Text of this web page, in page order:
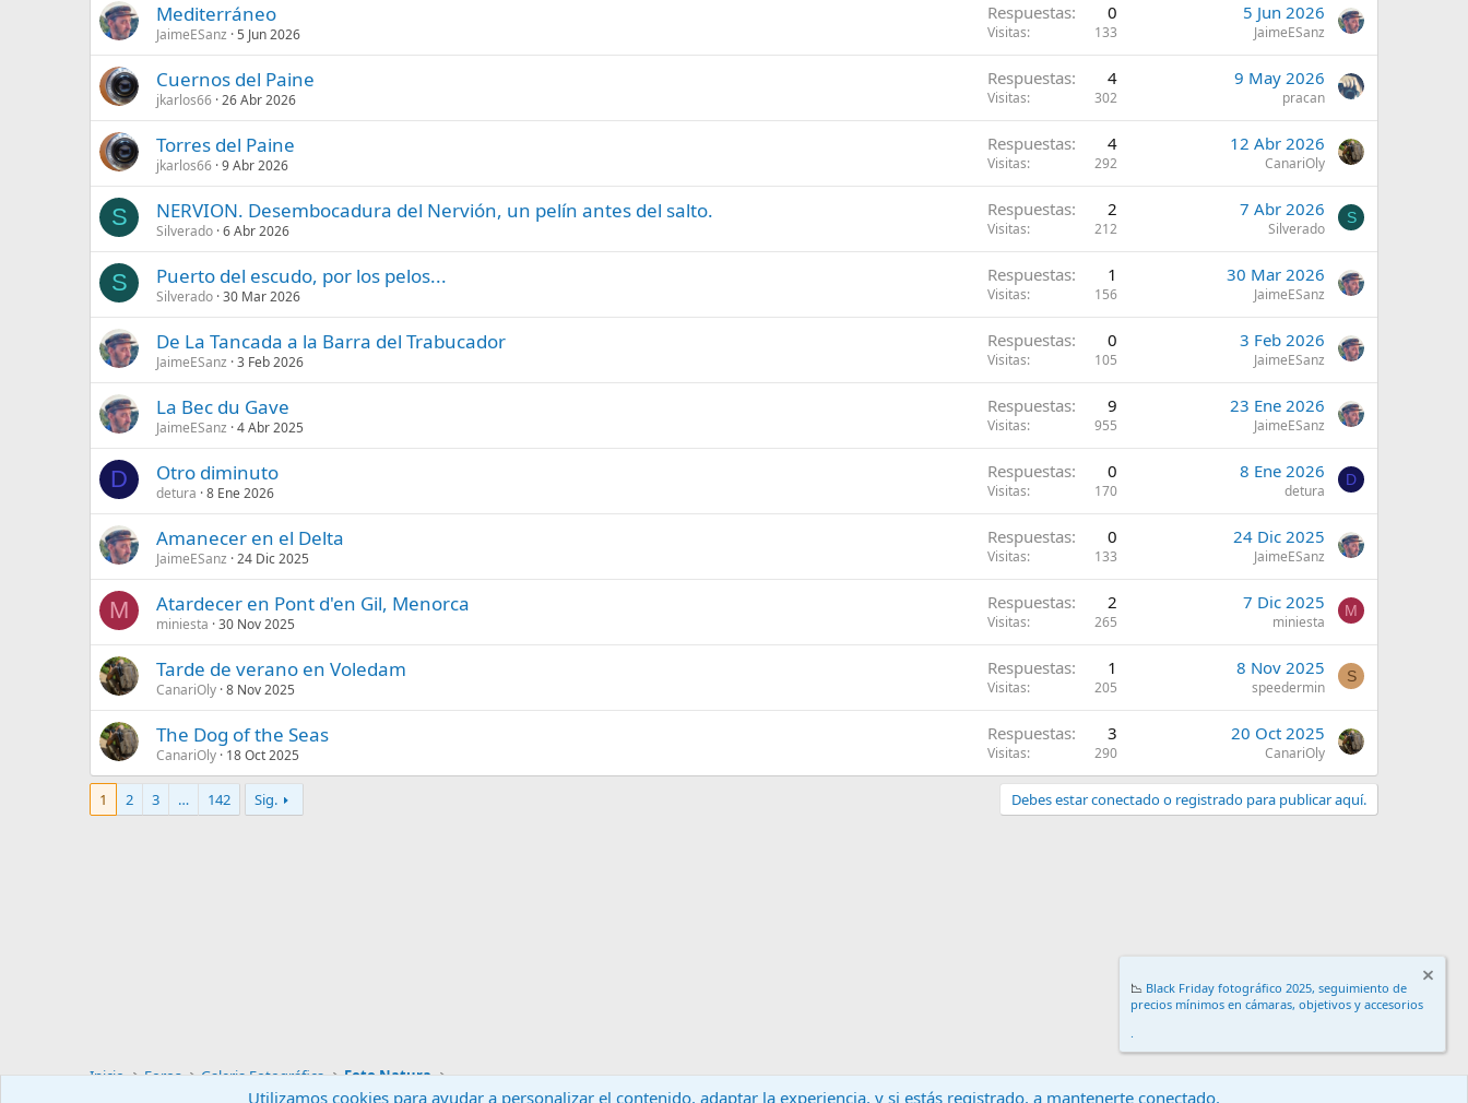
Mediterráneo
JaimeESanz 5 Jun 2026
Respuestas 0
Visitas 133
5 Jun 2026
JaimeESanz
Cuernos del Paine
jkarlos66 26 Abr 2026
Respuestas 4
Visitas 302
9 May 2026
pracan
Torres del Paine
jkarlos66 9 Abr 2026
Respuestas 4
Visitas 292
12 Abr 2026
CanariOly
S NERVION. Desembocadura del Nervión, un pelín antes del salto.
Silverado 6 Abr 2026
Respuestas 2
Visitas 212
7 Abr 2026
Silverado
S
S Puerto del escudo, por los pelos...
Silverado 30 Mar 2026
Respuestas 1
Visitas 156
30 Mar 2026
JaimeESanz
De La Tancada a la Barra del Trabucador
JaimeESanz 3 Feb 2026
Respuestas 0
Visitas 105
3 Feb 2026
JaimeESanz
La Bec du Gave
JaimeESanz 4 Abr 2025
Respuestas 9
Visitas 955
23 Ene 2026
JaimeESanz
D Otro diminuto
detura 8 Ene 2026
Respuestas 0
Visitas 170
8 Ene 2026
detura
D
Amanecer en el Delta
JaimeESanz 24 Dic 2025
Respuestas 0
Visitas 133
24 Dic 2025
JaimeESanz
M Atardecer en Pont d'en Gil, Menorca
miniesta 30 Nov 2025
Respuestas 2
Visitas 265
7 Dic 2025
miniesta
M
Tarde de verano en Voledam
CanariOly 8 Nov 2025
Respuestas 1
Visitas 205
8 Nov 2025
speedermin
S
The Dog of the Seas
CanariOly 18 Oct 2025
Respuestas 3
Visitas 290
20 Oct 2025
CanariOly
1 2 3 … 142 Sig. Debes estar conectado o registrado para publicar aquí.
Inicio Foros Galeria Fotográfica Foto Natura
📉 Black Friday fotográfico 2025, seguimiento de
precios mínimos en cámaras, objetivos y accesorios
.
Utilizamos cookies para ayudar a personalizar el contenido, adaptar la experiencia, y si estás registrado, a mantenerte conectado.